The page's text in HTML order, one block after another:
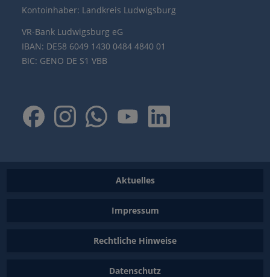
Kontoinhaber: Landkreis Ludwigsburg
VR-Bank Ludwigsburg eG
IBAN: DE58 6049 1430 0484 4840 01
BIC: GENO DE S1 VBB
Aktuelles
Impressum
Rechtliche Hinweise
Datenschutz